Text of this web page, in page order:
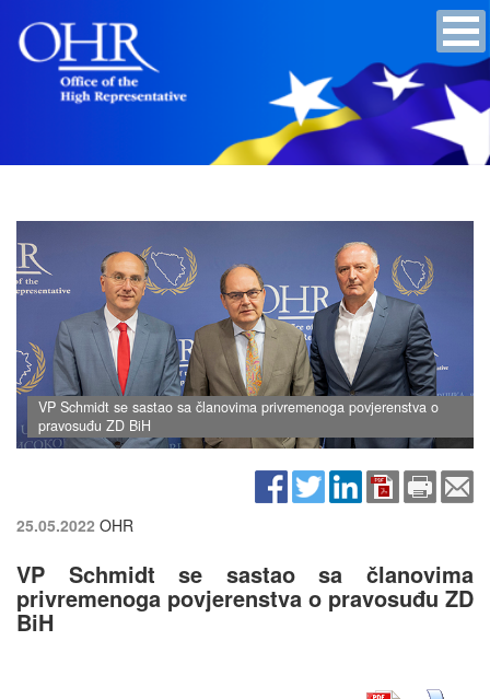
VP Schmidt se sastao sa članovima privremenoga povjerenstva o
pravosuđu ZD BiH
25.05.2022 OHR
VP Schmidt se sastao sa članovima
privremenoga povjerenstva o pravosuđu ZD
BiH